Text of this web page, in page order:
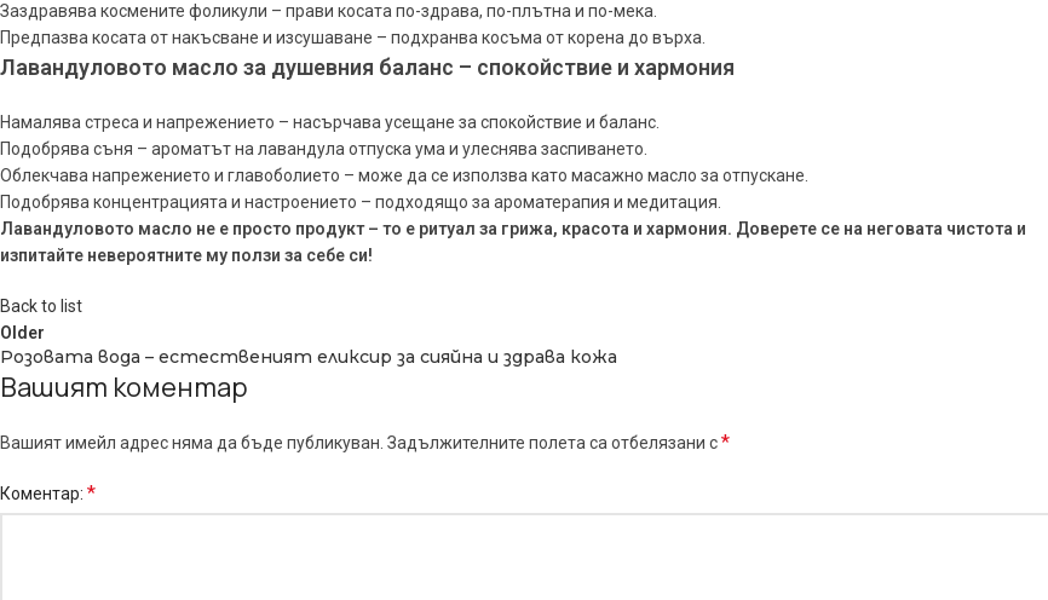
Заздравява космените фоликули – прави косата по-здрава, по-плътна и по-мека.
Предпазва косата от накъсване и изсушаване – подхранва косъма от корена до върха.
Лавандуловото масло за душевния баланс – спокойствие и хармония
Намалява стреса и напрежението – насърчава усещане за спокойствие и баланс.
Подобрява съня – ароматът на лавандула отпуска ума и улеснява заспиването.
Облекчава напрежението и главоболието – може да се използва като масажно масло за отпускане.
Подобрява концентрацията и настроението – подходящо за ароматерапия и медитация.
Лавандуловото масло не е просто продукт – то е ритуал за грижа, красота и хармония. Доверете се на неговата чистота и
изпитайте невероятните му ползи за себе си!
Back to list
Older
Розовата вода – естественият еликсир за сияйна и здрава кожа
Вашият коментар
Вашият имейл адрес няма да бъде публикуван. Задължителните полета са отбелязани с*
Коментар: *